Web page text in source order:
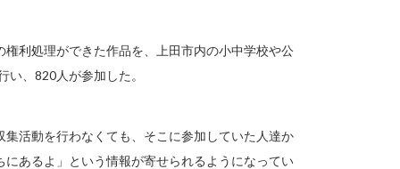
利処理ができた作品を、上田市内の小中学校や公
、820人が参加した。
活動を行わなくても、そこに参加していた人達か
あるよ」という情報が寄せられるようになってい